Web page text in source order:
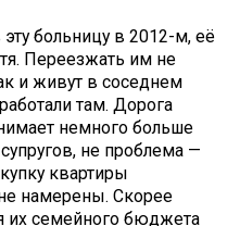
больницу в 2012-м, её
Переезжать им не
и живут в соседнем
там. Дорога
немного больше
не проблема —
квартиры
намерены. Скорее
их семейного бюджета